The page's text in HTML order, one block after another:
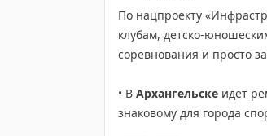
По нацпроекту
клубам, детско-
соревнования и просто
• В Архангельске идет
знаковому для города